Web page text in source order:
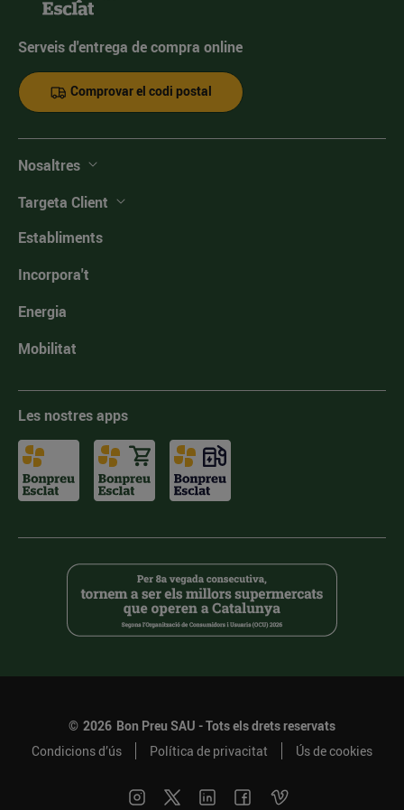
Serveis d'entrega de compra online
Comprovar el codi postal
Nosaltres
Targeta Client
Establiments
Incorpora't
Energia
Mobilitat
Les nostres apps
© 2026 Bon Preu SAU - Tots els drets reservats
Condicions d’ús
Política de privacitat Ús de cookies